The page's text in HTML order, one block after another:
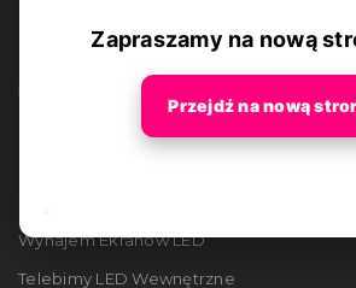
Wynajem Ekranów LED
Telebimy LED Wewnętrzne
Zapraszamy na nową
Przejdź na nową